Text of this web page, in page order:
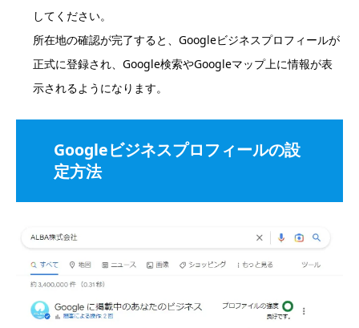
してください。
所在地の確認が完了すると、Googleビジネスプロフィールが
正式に登録され、Google検索やGoogleマップ上に情報が表
示されるようになります。
Googleビジネスプロフィールの設
定方法